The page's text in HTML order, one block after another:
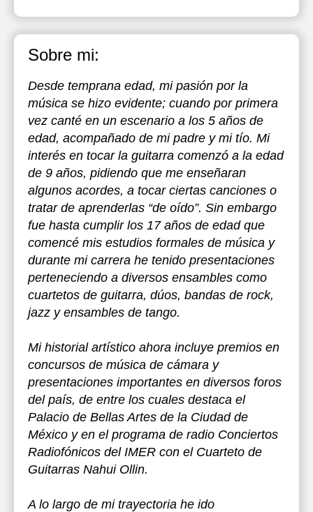
Sobre mi:
Desde temprana edad, mi pasión por la
música se hizo evidente; cuando por primera
vez canté en un escenario a los 5 años de
edad, acompañado de mi padre y mi tío. Mi
interés en tocar la guitarra comenzó a la edad
de 9 años, pidiendo que me enseñaran
algunos acordes, a tocar ciertas canciones o
tratar de aprenderlas “de oído”. Sin embargo
fue hasta cumplir los 17 años de edad que
comencé mis estudios formales de música y
durante mi carrera he tenido presentaciones
perteneciendo a diversos ensambles como
cuartetos de guitarra, dúos, bandas de rock,
jazz y ensambles de tango.
Mi historial artístico ahora incluye premios en
concursos de música de cámara y
presentaciones importantes en diversos foros
del país, de entre los cuales destaca el
Palacio de Bellas Artes de la Ciudad de
México y en el programa de radio Conciertos
Radiofónicos del IMER con el Cuarteto de
Guitarras Nahui Ollin.
A lo largo de mi trayectoria he ido